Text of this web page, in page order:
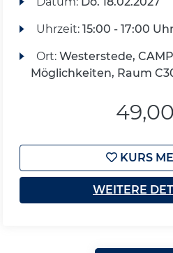
Uhrzeit: 15:00 - 17:00 Uhr
Ort: Westerstede,
Möglichkeiten, Raum
KURS
WEITERE